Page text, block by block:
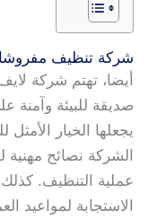
شركة تنظيف
أيضا، تهتم شركة
صديقة للبيئة وآمنة
يجعلها الخيار
الشركة نصائح
عملية التنظيف.
الاستجابة لمواعيد